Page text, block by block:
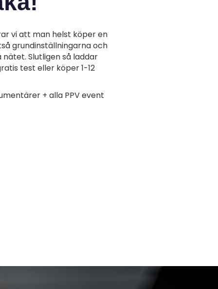
vi att man helst köper en
grundinställningarna och
Slutligen så laddar
test eller köper 1-12
+ alla PPV event